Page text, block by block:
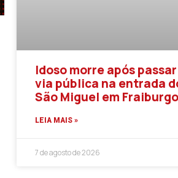
Idoso morre após
via pública na entrada
São Miguel em Fraiburgo
LEIA MAIS »
7 de agosto de 2026